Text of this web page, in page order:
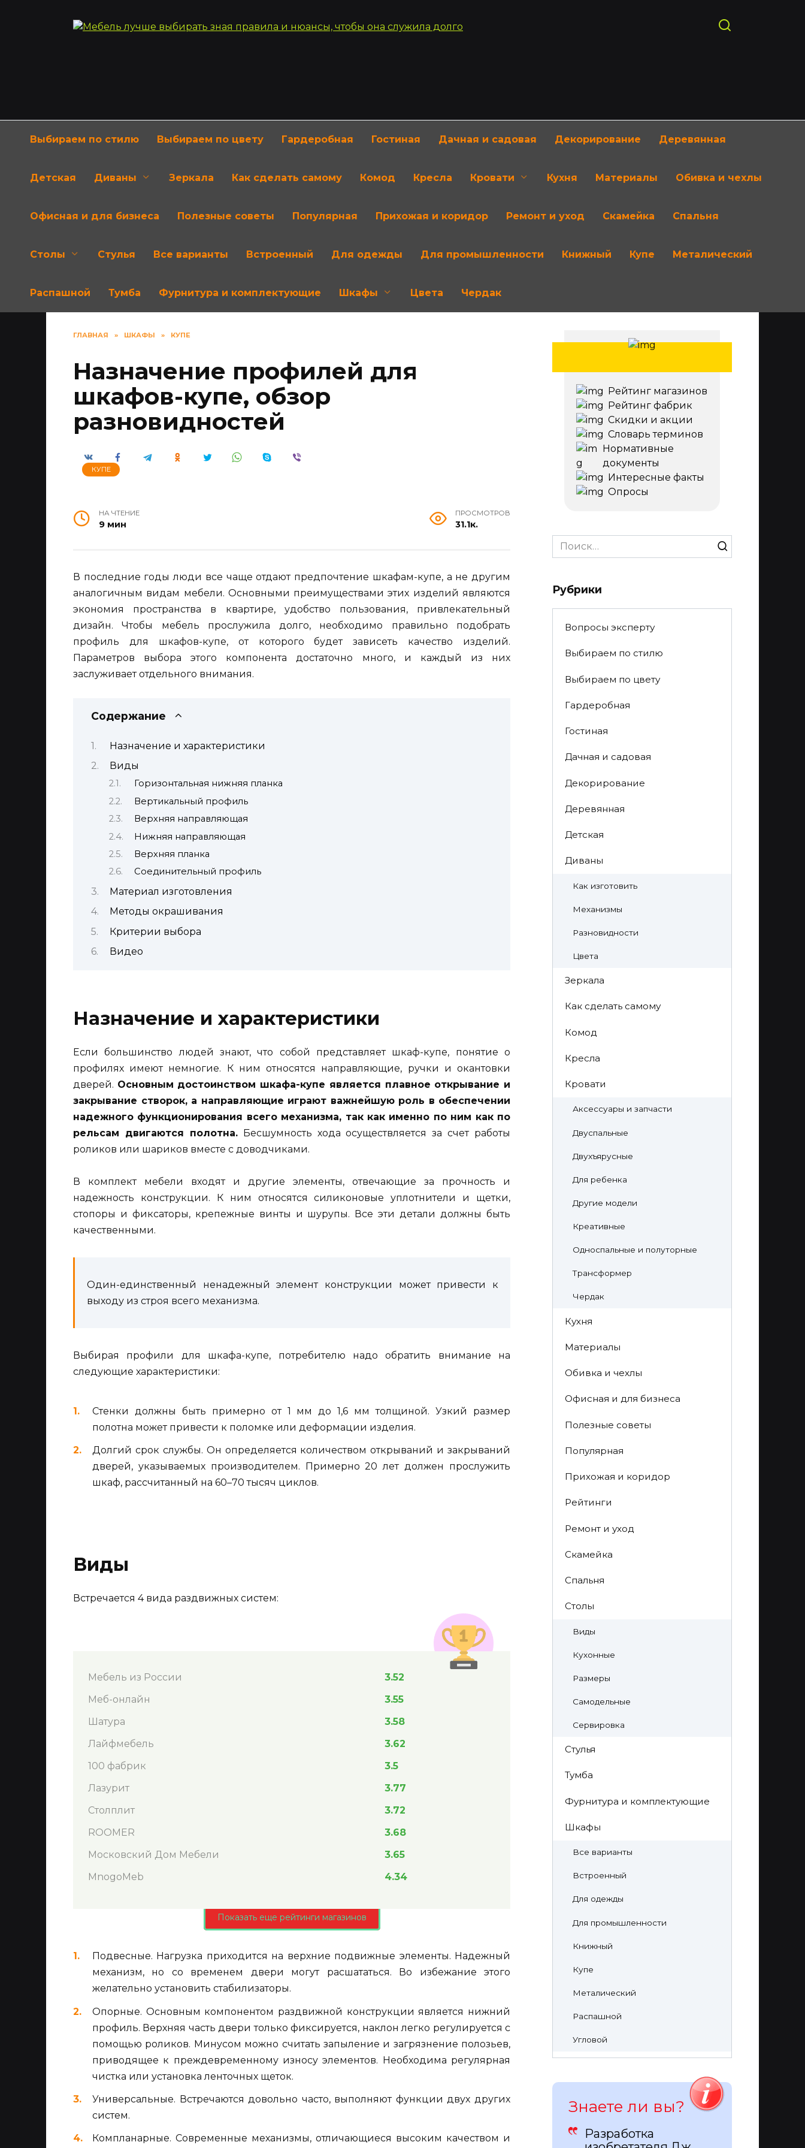
Выбираем по стилю Выбираем по цвету Гардеробная Гостиная Дачная и садовая Декорирование Деревянная
Детская Диваны Зеркала Как сделать самому Комод Кресла Кровати Кухня Материалы Обивка и чехлы
Офисная и для бизнеса Полезные советы Популярная Прихожая и коридор Ремонт и уход Скамейка Спальня
Столы Стулья Все варианты Встроенный Для одежды Для промышленности Книжный Купе Металический
Распашной Тумба Фурнитура и комплектующие Шкафы Цвета Чердак
ГЛАВНАЯ » ШКАФЫ » КУПЕ
Назначение профилей для
шкафов-купе, обзор
разновидностей
КУПЕ
НА ЧТЕНИЕ
9 мин
ПРОСМОТРОВ
31.1к.
В последние годы люди все чаще отдают предпочтение шкафам-купе, а не другим
аналогичным видам мебели. Основными преимуществами этих изделий являются
экономия пространства в квартире, удобство пользования, привлекательный
дизайн. Чтобы мебель прослужила долго, необходимо правильно подобрать
профиль для шкафов-купе, от которого будет зависеть качество изделий.
Параметров выбора этого компонента достаточно много, и каждый из них
заслуживает отдельного внимания.
Содержание
Назначение и характеристики
Виды
Горизонтальная нижняя планка
Вертикальный профиль
Верхняя направляющая
Нижняя направляющая
Верхняя планка
Соединительный профиль
Материал изготовления
Методы окрашивания
Критерии выбора
Видео
Назначение и характеристики
Если большинство людей знают, что собой представляет шкаф-купе, понятие о
профилях имеют немногие. К ним относятся направляющие, ручки и окантовки
дверей. Основным достоинством шкафа-купе является плавное открывание и
закрывание створок, а направляющие играют важнейшую роль в обеспечении
надежного функционирования всего механизма, так как именно по ним как по
рельсам двигаются полотна.Бесшумность хода осуществляется за счет работы
роликов или шариков вместе с доводчиками.
В комплект мебели входят и другие элементы, отвечающие за прочность и
надежность конструкции. К ним относятся силиконовые уплотнители и щетки,
стопоры и фиксаторы, крепежные винты и шурупы. Все эти детали должны быть
качественными.
Один-единственный ненадежный элемент конструкции может привести к
выходу из строя всего механизма.
Выбирая профили для шкафа-купе, потребителю надо обратить внимание на
следующие характеристики:
Стенки должны быть примерно от 1 мм до 1,6 мм толщиной. Узкий размер
полотна может привести к поломке или деформации изделия.
Долгий срок службы. Он определяется количеством открываний и закрываний
дверей, указываемых производителем. Примерно 20 лет должен прослужить
шкаф, рассчитанный на 60–70 тысяч циклов.
Виды
Встречается 4 вида раздвижных систем:
Мебель из России
3.52
Меб-онлайн
3.55
Шатура
3.58
Лайфмебель
3.62
100 фабрик
3.5
Лазурит
3.77
Столплит
3.72
ROOMER
3.68
Московский Дом Мебели
3.65
MnogoMeb
4.34
Показать еще рейтинги магазинов
Подвесные. Нагрузка приходится на верхние подвижные элементы. Надежный
механизм, но со временем двери могут расшататься. Во избежание этого
желательно установить стабилизаторы.
Опорные. Основным компонентом раздвижной конструкции является нижний
профиль. Верхняя часть двери только фиксируется, наклон легко регулируется с
помощью роликов. Минусом можно считать запыление и загрязнение полозьев,
приводящее к преждевременному износу элементов. Необходима регулярная
чистка или установка ленточных щеток.
Универсальные. Встречаются довольно часто, выполняют функции двух других
систем.
Компланарные. Современные механизмы, отличающиеся высоким качеством и
Рейтинг магазинов
Рейтинг фабрик
Скидки и акции
Словарь терминов
Нормативные
документы
Интересные факты
Опросы
Search
for:
Рубрики
Вопросы эксперту
Выбираем по стилю
Выбираем по цвету
Гардеробная
Гостиная
Дачная и садовая
Декорирование
Деревянная
Детская
Диваны
Как изготовить
Механизмы
Разновидности
Цвета
Зеркала
Как сделать самому
Комод
Кресла
Кровати
Аксессуары и запчасти
Двуспальные
Двухъярусные
Для ребенка
Другие модели
Креативные
Односпальные и полуторные
Трансформер
Чердак
Кухня
Материалы
Обивка и чехлы
Офисная и для бизнеса
Полезные советы
Популярная
Прихожая и коридор
Рейтинги
Ремонт и уход
Скамейка
Спальня
Столы
Виды
Кухонные
Размеры
Самодельные
Сервировка
Стулья
Тумба
Фурнитура и комплектующие
Шкафы
Все варианты
Встроенный
Для одежды
Для промышленности
Книжный
Купе
Металический
Распашной
Угловой
Знаете ли вы?
Разработка